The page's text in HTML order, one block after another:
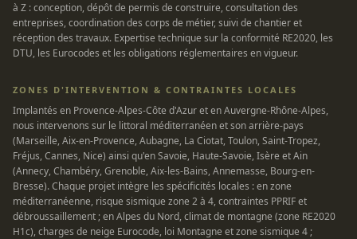
à Z : conception, dépôt de permis de construire, consultation des
entreprises, coordination des corps de métier, suivi de chantier et
réception des travaux. Expertise technique sur la conformité RE2020, les
DTU, les Eurocodes et les obligations réglementaires en vigueur.
ZONES D'INTERVENTION & CONTRAINTES LOCALES
Implantés en Provence-Alpes-Côte d'Azur et en Auvergne-Rhône-Alpes,
nous intervenons sur le littoral méditerranéen et son arrière-pays
(Marseille, Aix-en-Provence, Aubagne, La Ciotat, Toulon, Saint-Tropez,
Fréjus, Cannes, Nice) ainsi qu'en Savoie, Haute-Savoie, Isère et Ain
(Annecy, Chambéry, Grenoble, Aix-les-Bains, Annemasse, Bourg-en-
Bresse). Chaque projet intègre les spécificités locales : en zone
méditerranéenne, risque sismique zone 2 à 4, contraintes PPRIF et
débroussaillement ; en Alpes du Nord, climat de montagne (zone RE2020
H1c), charges de neige Eurocode, loi Montagne et zone sismique 4 ;